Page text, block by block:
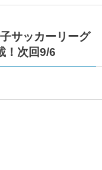
サッカーリーグ
！次回9/6